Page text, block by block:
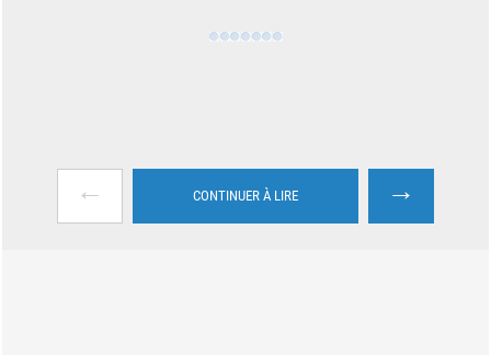
← CONTINUER À LIRE →